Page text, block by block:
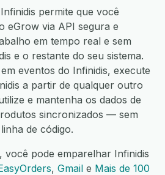
permite que você
eGrow via API segura e
em tempo real e sem
e o restante do seu sistema.
eventos do Infinidis, execute
a partir de qualquer outro
e mantenha os dados de
sincronizados — sem
de código.
você pode emparelhar Infinidis
, Gmail e Mais de 100